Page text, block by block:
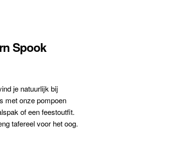
Spook
je natuurlijk bij
met onze pompoen
of een feestoutfit.
tafereel voor het oog.